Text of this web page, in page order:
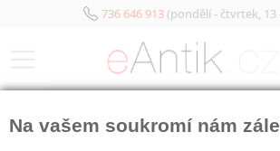
736 646 913(pondělí - čtvrtek, 13
Na vašem soukromí nám